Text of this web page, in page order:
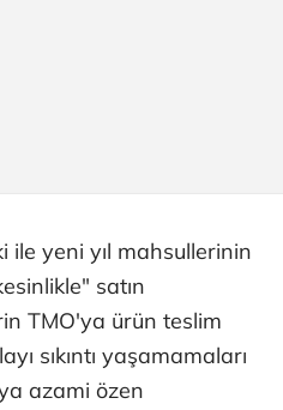
ile yeni yıl mahsullerinin
satın
TMO'ya ürün teslim
sıkıntı yaşamamaları
azami özen